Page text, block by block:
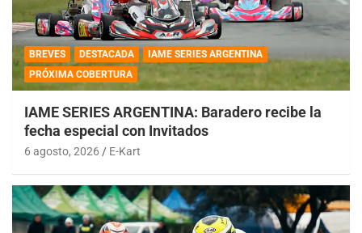
BREVES DESTACADA
IAME SERIES ARGENTINA
PRÓXIMA COBERTURA
IAME SERIES ARGENTINA: Baradero recibe la
fecha especial con Invitados
6 agosto, 2026 E-Kart